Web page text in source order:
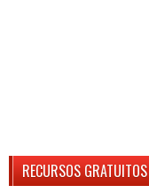
RECURSOS GRATUITOS